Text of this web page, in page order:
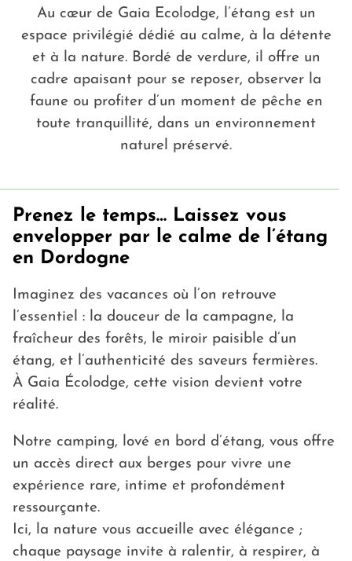
Au cœur de Gaia Ecolodge, l’étang est un
espace privilégié dédié au calme, à la détente
et à la nature. Bordé de verdure, il offre un
cadre apaisant pour se reposer, observer la
faune ou profiter d’un moment de pêche en
toute tranquillité, dans un environnement
naturel préservé.
Prenez le temps… Laissez vous
envelopper par le calme de l’étang
en Dordogne
Imaginez des vacances où l’on retrouve
l’essentiel : la douceur de la campagne, la
fraîcheur des forêts, le miroir paisible d’un
étang, et l’authenticité des saveurs fermières.
À Gaia Écolodge, cette vision devient votre
réalité.
Notre camping, lové en bord d’étang, vous offre
un accès direct aux berges pour vivre une
expérience rare, intime et profondément
ressourçante.
Ici, la nature vous accueille avec élégance ;
chaque paysage invite à ralentir, à respirer, à